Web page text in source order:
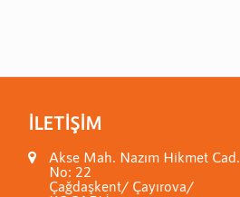
İLETIŞIM
Akse Mah. Nazım Hikmet Cad.
No: 22
Çağdaşkent/ Çayırova/